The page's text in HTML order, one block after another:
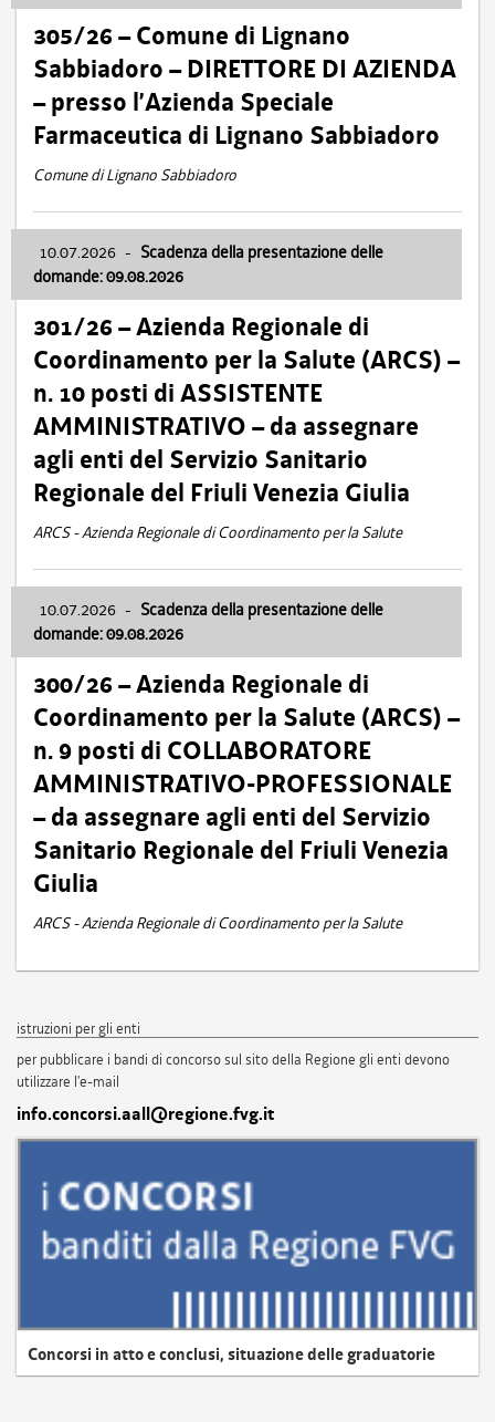
305/26 – Comune di Lignano
Sabbiadoro – DIRETTORE DI AZIENDA
– presso l’Azienda Speciale
Farmaceutica di Lignano Sabbiadoro
Comune di Lignano Sabbiadoro
10.07.2026 - Scadenza della presentazione delle
domande: 09.08.2026
301/26 – Azienda Regionale di
Coordinamento per la Salute (ARCS) –
n. 10 posti di ASSISTENTE
AMMINISTRATIVO – da assegnare
agli enti del Servizio Sanitario
Regionale del Friuli Venezia Giulia
ARCS - Azienda Regionale di Coordinamento per la Salute
10.07.2026 - Scadenza della presentazione delle
domande: 09.08.2026
300/26 – Azienda Regionale di
Coordinamento per la Salute (ARCS) –
n. 9 posti di COLLABORATORE
AMMINISTRATIVO-PROFESSIONALE
– da assegnare agli enti del Servizio
Sanitario Regionale del Friuli Venezia
Giulia
ARCS - Azienda Regionale di Coordinamento per la Salute
istruzioni per gli enti
per pubblicare i bandi di concorso sul sito della Regione gli enti devono
utilizzare l'e-mail
info.concorsi.aall@regione.fvg.it
Concorsi in atto e conclusi, situazione delle graduatorie